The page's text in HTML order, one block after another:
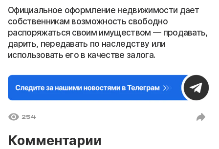
Официальное оформление недвижимости дает
собственникам возможность свободно
распоряжаться своим имуществом — продавать,
дарить, передавать по наследству или
использовать его в качестве залога.
254
Комментарии